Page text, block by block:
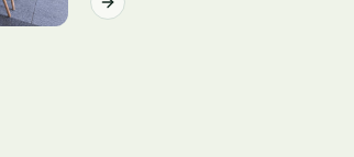
Next slide